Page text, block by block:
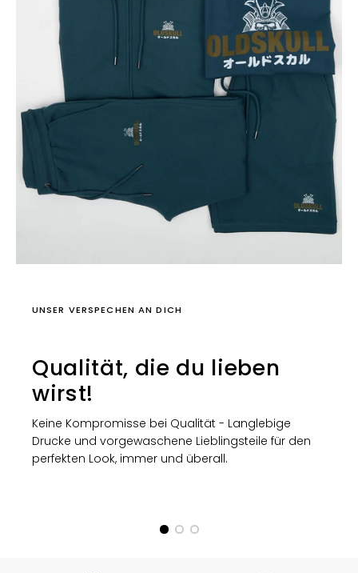
UNSER VERSPECHEN AN DICH
Qualität, die du lieben
wirst!
Keine Kompromisse bei Qualität - Langlebige
Drucke und vorgewaschene Lieblingsteile für den
perfekten Look, immer und überall.